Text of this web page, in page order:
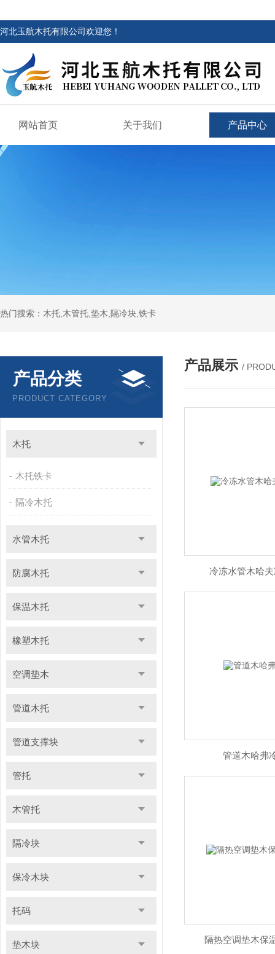
河北玉航木托有限公司欢迎您！
网站首页 关于我们 产品中心
热门搜索：木托,木管托,垫木,隔冷块,铁卡
产品分类
PRODUCT CATEGORY
木托
木托铁卡
隔冷木托
水管木托
防腐木托
保温木托
橡塑木托
空调垫木
管道木托
管道支撑块
管托
木管托
隔冷块
保冷木块
托码
垫木块
产品展示 /
冷冻水管木哈
管道木哈弗
隔热空调垫木保